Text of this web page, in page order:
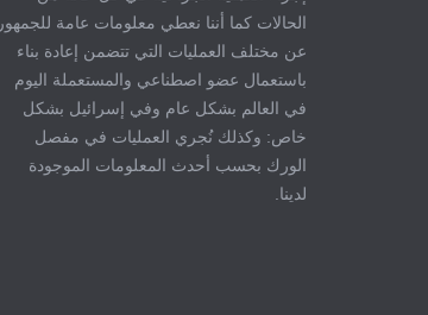
الحالات كما أننا نعطي معلومات عامة للجمهور
عن مختلف العمليات التي تتضمن إعادة بناء
باستعمال عضو اصطناعي والمستعملة اليوم
في العالم بشكل عام وفي إسرائيل بشكل
خاص: وكذلك نُجري العمليات في مفصل
الورك بحسب أحدث المعلومات الموجودة
لدينا.